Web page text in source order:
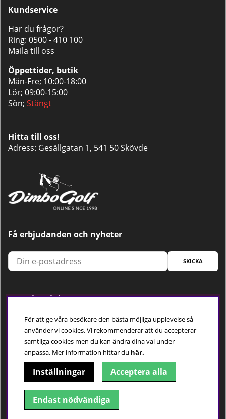
Kundservice
Har du frågor?
Ring: 0500 - 410 100
Maila till oss
Öppettider, butik
Mån-Fre; 10:00-18:00
Lör; 09:00-15:00
Sön; Stängt
Hitta till oss!
Adress: Gesällgatan 1, 541 50 Skövde
Få erbjudanden och nyheter
SKICKA
Trygg betalning
Följ oss
För att ge våra besökare den bästa möjliga upplevelse så
använder vi cookies. Vi rekommenderar att du accepterar
samtliga cookies men du kan ändra dina val under
anpassa. Mer information hittar du här.
Inställningar Acceptera alla
Endast nödvändiga